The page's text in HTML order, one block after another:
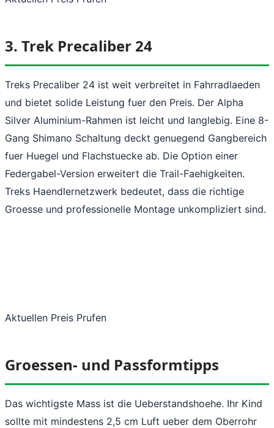
3. Trek Precaliber 24
Treks Precaliber 24 ist weit verbreitet in Fahrradlaeden
und bietet solide Leistung fuer den Preis. Der Alpha
Silver Aluminium-Rahmen ist leicht und langlebig. Eine 8-
Gang Shimano Schaltung deckt genuegend Gangbereich
fuer Huegel und Flachstuecke ab. Die Option einer
Federgabel-Version erweitert die Trail-Faehigkeiten.
Treks Haendlernetzwerk bedeutet, dass die richtige
Groesse und professionelle Montage unkompliziert sind.
Aktuellen Preis Prufen
Groessen- und Passformtipps
Das wichtigste Mass ist die Ueberstandshoehe. Ihr Kind
sollte mit mindestens 2,5 cm Luft ueber dem Oberrohr